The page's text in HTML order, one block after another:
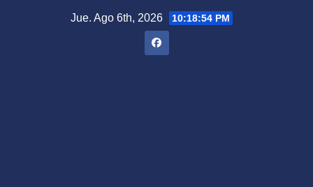
Jue. Ago 6th, 2026 10:18:55 PM